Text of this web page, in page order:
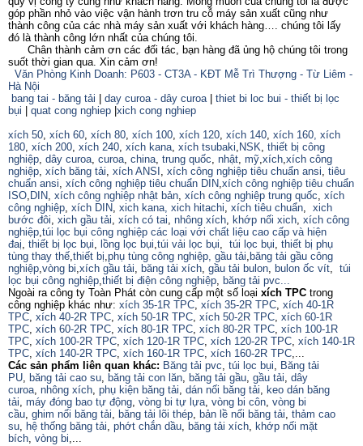
góp phần nhỏ vào việc vận hành trơn tru cỗ máy sản xuất cũng như
thành công của các nhà máy sản xuất với khách hàng…. chúng tôi lấy
đó là thành công lớn nhất của chúng tôi.
Chân thành cảm ơn các đối tác, bạn hàng đã ủng hộ chúng tôi trong
suốt thời gian qua. Xin cảm ơn!
Văn Phòng Kinh Doanh: P603 - CT3A - KĐT Mễ Trì Thượng - Từ Liêm -
Hà Nội
bang tai - băng tải
day curoa - dây curoa| thiet bi loc bui - thiết bị lọc
bụi
quat cong nghiep xich cong nghiep
xích 50, xích 60, xích 80, xích 100, xích 120, xích 140, xích 160, xích
180, xích 200, xích 240, xích kana, xích tsubaki, NSK, thiết bị công
nghiệp, dây curoa, curoa, china, trung quốc, nhật, mỹ,xích,xích công
nghiệp, xích băng tải, xích ANSI , xích công nghiệp tiêu chuẩn ansi, tiêu
chuẩn ansi, xích công nghiệp tiêu chuẩn DIN,xích công nghiệp tiêu chuẩn
ISO, DIN, xích công nghiệp nhật bản, xích công nghiệp trung quốc, xích
công nghiệp, xích DIN, xich kana, xich hitachi, xích tiêu chuẩn, xich
bước đôi, xich gầu tải, xích có tai, nhông xích, khớp nối xich, xích công
nghiệp,túi lọc bụi công nghiệp các loại với chất liệu cao cấp và hiện
đaị, thiết bị lọc bụi, lồng lọc bụi,túi vải lọc bụi, túi lọc bụi, thiết bị phụ
tùng thay thế,thiết bị,phụ tùng công nghiệp, gầu tải, băng tải gầu công
nghiệp,vòng bi,xích gầu tải, băng tải xích, gầu tải bulon, bulon ốc vít, túi
lọc bụi công nghiệp,thiết bị điện công nghiệp, băng tải pvc...
Ngoài ra công ty Toàn Phát còn cung cấp một số loại xích TPC trong
công nghiệp khác như: xích 35-1R TPC, xích 35-2R TPC, xích 40-1R
TPC, xích 40-2R TPC, xích 50-1R TPC, xích 50-2R TPC, xích 60-1R
TPC, xích 60-2R TPC, xích 80-1R TPC, xích 80-2R TPC, xích 100-1R
TPC, xích 100-2R TPC, xích 120-1R TPC, xích 120-2R TPC, xích 140-1R
TPC, xích 140-2R TPC, xích 160-1R TPC, xích 160-2R TPC,...
Các sản phẩm liên quan khác: Băng tải pvc, túi lọc bụi, Băng tải
PU, băng tải cao su, băng tải con lăn, băng tải gầu, gầu tải, dây
curoa, nhông xích, phụ kiện băng tải, dán nối băng tải, keo dán băng
tải, máy đóng bao tự động, vòng bi tự lựa, vòng bi côn, vòng bi
cầu, ghim nối băng tải, băng tải lõi thép, bản lề nối băng tải, thảm cao
su, hệ thống băng tải, phớt chắn dầu, băng tải xích, khớp nối mặt
bích, vòng bi,...